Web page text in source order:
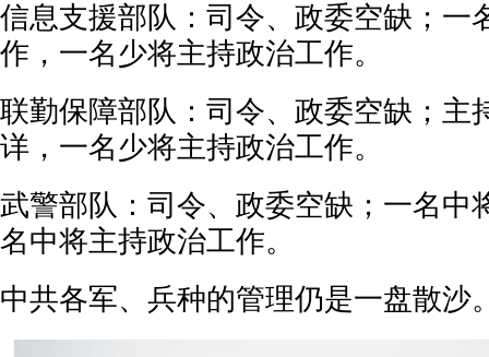
信息支援部队：司令、政委空缺；一
作，一名少将主持政治工作。
联勤保障部队：司令、政委空缺；主
详，一名少将主持政治工作。
武警部队：司令、政委空缺；一名中
名中将主持政治工作。
中共各军、兵种的管理仍是一盘散沙